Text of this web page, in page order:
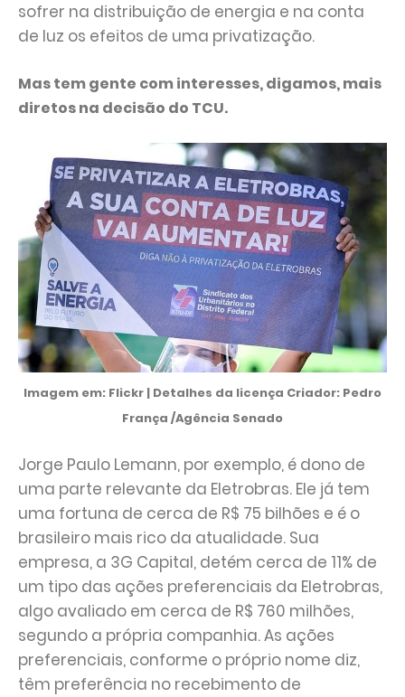
sofrer na distribuição de energia e na conta
de luz os efeitos de uma privatização.
Mas tem gente com interesses, digamos, mais
diretos na decisão do TCU.
Imagem em: Flickr | Detalhes da licença Criador: Pedro
França /Agência Senado
Jorge Paulo Lemann, por exemplo, é dono de
uma parte relevante da Eletrobras. Ele já tem
uma fortuna de cerca de R$ 75 bilhões e é o
brasileiro mais rico da atualidade. Sua
empresa, a 3G Capital, detém cerca de 11% de
um tipo das ações preferenciais da Eletrobras,
algo avaliado em cerca de R$ 760 milhões,
segundo a própria companhia. As ações
preferenciais, conforme o próprio nome diz,
têm preferência no recebimento de